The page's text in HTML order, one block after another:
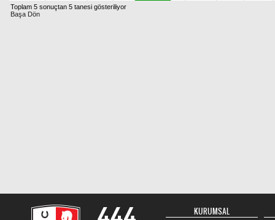
Toplam 5 sonuçtan 5 tanesi gösteriliyor
Başa Dön
KURUMSAL